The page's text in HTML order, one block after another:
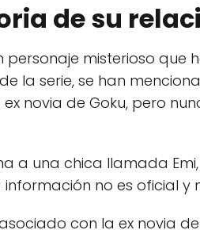
de su
personaje misterioso que
la serie, se han
novia de Goku, pero
a una chica llamada
información no es oficial
con la ex novia de